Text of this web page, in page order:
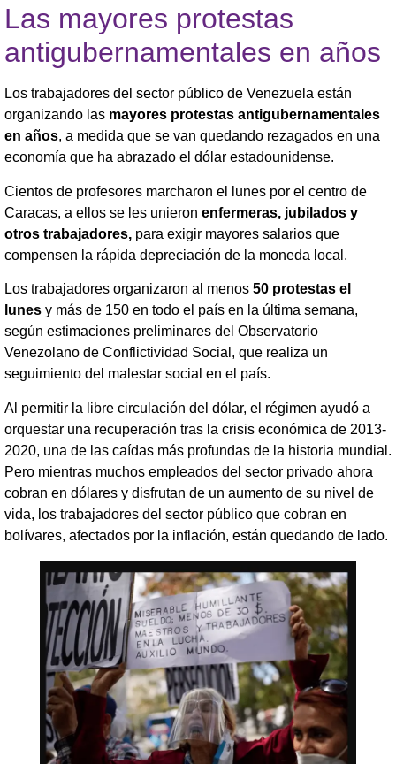
Las mayores protestas
antigubernamentales en años
Los trabajadores del sector público de Venezuela están
organizando las mayores protestas antigubernamentales
en años, a medida que se van quedando rezagados en una
economía que ha abrazado el dólar estadounidense.
Cientos de profesores marcharon el lunes por el centro de
Caracas, a ellos se les unieron enfermeras, jubilados y
otros trabajadores, para exigir mayores salarios que
compensen la rápida depreciación de la moneda local.
Los trabajadores organizaron al menos 50 protestas el
lunes y más de 150 en todo el país en la última semana,
según estimaciones preliminares del Observatorio
Venezolano de Conflictividad Social, que realiza un
seguimiento del malestar social en el país.
Al permitir la libre circulación del dólar, el régimen ayudó a
orquestar una recuperación tras la crisis económica de 2013-
2020, una de las caídas más profundas de la historia mundial.
Pero mientras muchos empleados del sector privado ahora
cobran en dólares y disfrutan de un aumento de su nivel de
vida, los trabajadores del sector público que cobran en
bolívares, afectados por la inflación, están quedando de lado.